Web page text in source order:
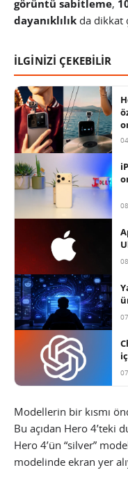
görüntü sabitleme,
dayanıklılık da dikkat
İLGİNİZİ ÇEKEBİLİR
Modellerin bir kısmı
Bu açıdan Hero 4’teki
Hero 4’ün “silver”
modelinde ekran yer